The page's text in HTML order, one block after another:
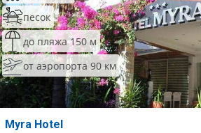
песок
до пляжа 150 м
от аэропорта 90 км
Myra Hotel